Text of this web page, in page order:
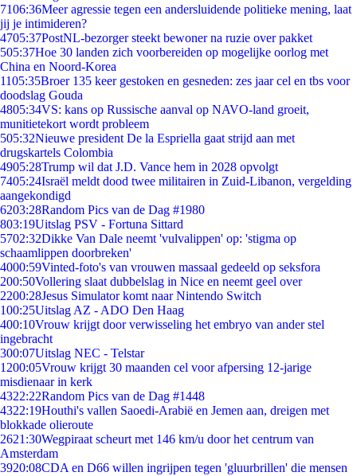
7106:36Meer agressie tegen een andersluidende politieke mening, laat
jij je intimideren?
4705:37PostNL-bezorger steekt bewoner na ruzie over pakket
505:37Hoe 30 landen zich voorbereiden op mogelijke oorlog met
China en Noord-Korea
1105:35Broer 135 keer gestoken en gesneden: zes jaar cel en tbs voor
doodslag Gouda
4805:34VS: kans op Russische aanval op NAVO-land groeit,
munitietekort wordt probleem
505:32Nieuwe president De la Espriella gaat strijd aan met
drugskartels Colombia
4905:28Trump wil dat J.D. Vance hem in 2028 opvolgt
7405:24Israël meldt dood twee militairen in Zuid-Libanon, vergelding
aangekondigd
6203:28Random Pics van de Dag #1980
803:19Uitslag PSV - Fortuna Sittard
5702:32Dikke Van Dale neemt 'vulvalippen' op: 'stigma op
schaamlippen doorbreken'
4000:59Vinted-foto's van vrouwen massaal gedeeld op seksfora
200:50Vollering slaat dubbelslag in Nice en neemt geel over
2200:28Jesus Simulator komt naar Nintendo Switch
100:25Uitslag AZ - ADO Den Haag
400:10Vrouw krijgt door verwisseling het embryo van ander stel
ingebracht
300:07Uitslag NEC - Telstar
1200:05Vrouw krijgt 30 maanden cel voor afpersing 12-jarige
misdienaar in kerk
4322:22Random Pics van de Dag #1448
4322:19Houthi's vallen Saoedi-Arabië en Jemen aan, dreigen met
blokkade olieroute
2621:30Wegpiraat scheurt met 146 km/u door het centrum van
Amsterdam
3920:08CDA en D66 willen ingrijpen tegen 'gluurbrillen' die mensen